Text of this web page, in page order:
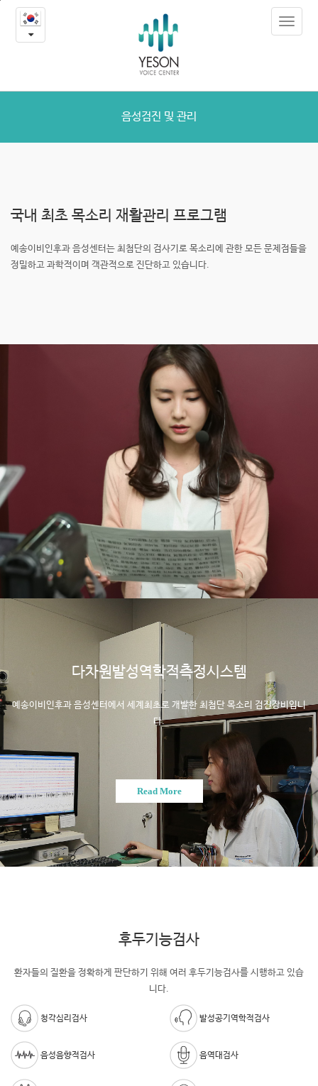
음
성
진
관
Toggle
음성검진 및 관리
국내 최초 목소리 재활관리 프로그램
예송이비인후과 음성센터는 최첨단의 검사기로 목소리에 관한 모든 문제점들을
정밀하고 과학적이며 객관적으로 진단하고 있습니다.
다차원발성역학적측정시스템
예송이비인후과 음성센터에서 세계최초로 개발한 최첨단 목소리 검진장비입니
다.
Read More
후두기능검사
환자들의 질환을 정확하게 판단하기 위해 여러 후두기능검사를 시행하고 있습
니다.
청각심리검사 발성공기역학적검사
음성음향적검사 음역대검사